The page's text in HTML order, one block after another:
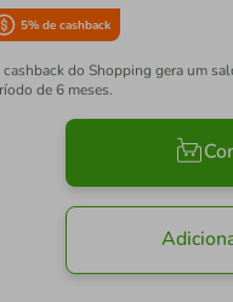
5% de cashback
cashback do Shopping gera um
de 6 meses.